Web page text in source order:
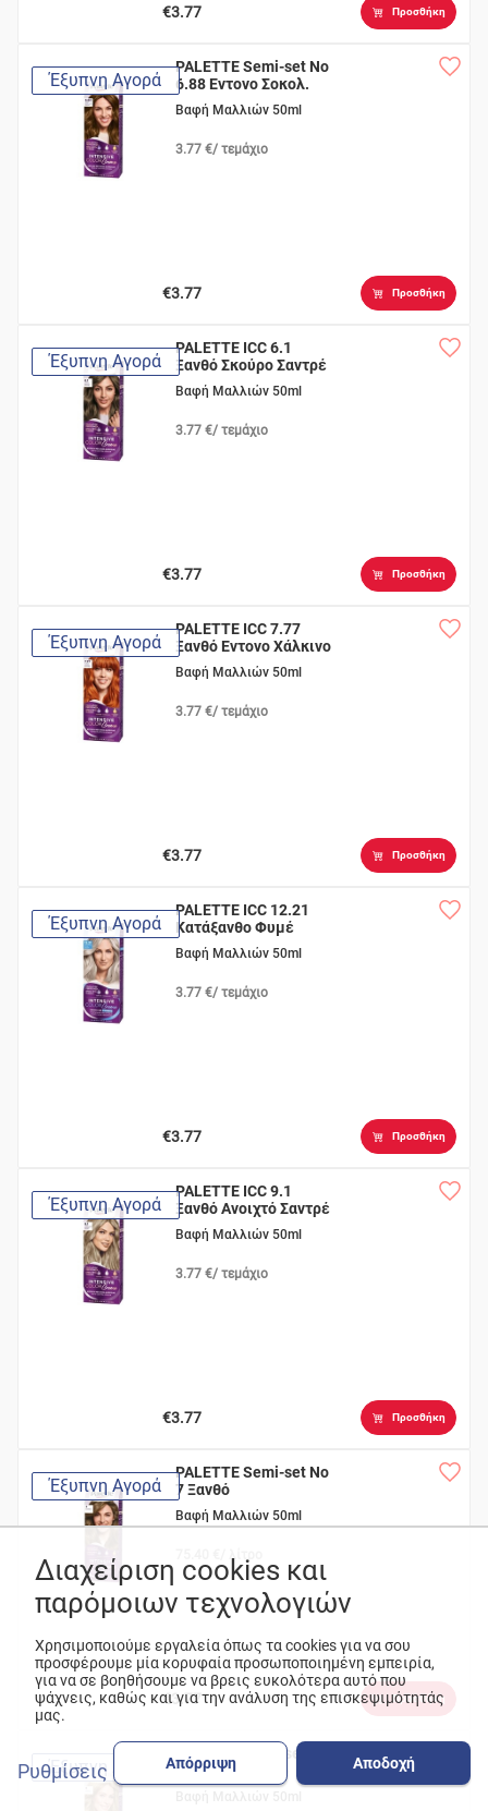
€3.77 Προσθήκη
Έξυπνη Αγορά
PALETTE Semi-set Νο
6.88 Εντονο Σοκολ.
Βαφή Μαλλιών 50ml
3.77 €/ τεμάχιο
€3.77 Προσθήκη
Έξυπνη Αγορά
PALETTE ICC 6.1
Ξανθό Σκούρο Σαντρέ
Βαφή Μαλλιών 50ml
3.77 €/ τεμάχιο
€3.77 Προσθήκη
Έξυπνη Αγορά
PALETTE ICC 7.77
Ξανθό Εντονο Χάλκινο
Βαφή Μαλλιών 50ml
3.77 €/ τεμάχιο
€3.77 Προσθήκη
Έξυπνη Αγορά
PALETTE ICC 12.21
Κατάξανθο Φυμέ
Σαντρ
Βαφή Μαλλιών 50ml
3.77 €/ τεμάχιο
€3.77 Προσθήκη
Έξυπνη Αγορά
PALETTE ICC 9.1
Ξανθό Ανοιχτό Σαντρέ
Βαφή Μαλλιών 50ml
3.77 €/ τεμάχιο
€3.77 Προσθήκη
Έξυπνη Αγορά
PALETTE Semi-set No
7 Ξανθό
Βαφή Μαλλιών 50ml
75.40 €/ λίτρο
€3.77 Προσθήκη
Έξυπνη Αγορά
PALETTE Semi-set Νο
8 Ξανθό Ανοιχτό
Διαχείριση cookies και
παρόμοιων τεχνολογιών
Χρησιμοποιούμε εργαλεία όπως τα cookies για να σου
προσφέρουμε μία κορυφαία προσωποποιημένη εμπειρία,
για να σε βοηθήσουμε να βρεις ευκολότερα αυτό που
ψάχνεις, καθώς και για την ανάλυση της επισκεψιμότητάς
μας.
Ρυθμίσεις Απόρριψη Αποδοχή